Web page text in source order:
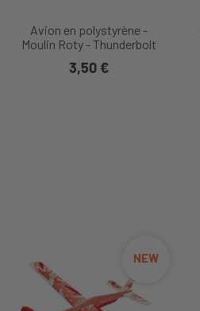
Avion en polystyrène -
Moulin Roty - Thunderbolt
3,50 €
NEW